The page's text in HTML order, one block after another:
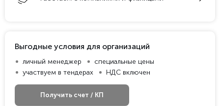
Выгодные условия для организаций
личный менеджер
специальные цены
участвуем в тендерах
НДС включен
Получить счет / КП